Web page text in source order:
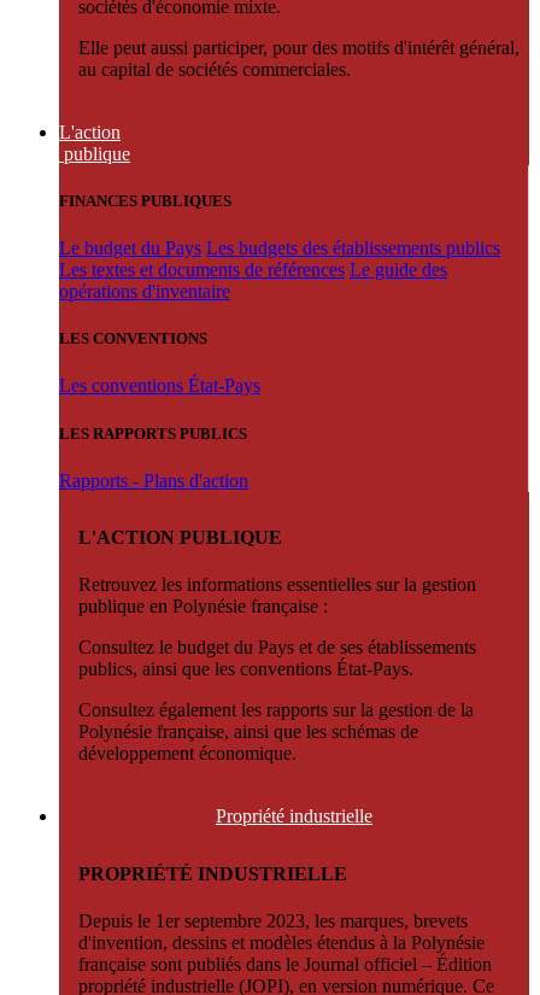
sociétés d'économie mixte.
Elle peut aussi participer, pour des motifs d'intérêt général,
au capital de sociétés commerciales.
L'action
publique
FINANCES PUBLIQUES
Le budget du Pays Les budgets des établissements publics
Les textes et documents de références Le guide des
opérations d'inventaire
LES CONVENTIONS
Les conventions État-Pays
LES RAPPORTS PUBLICS
Rapports - Plans d'action
L'ACTION PUBLIQUE
Retrouvez les informations essentielles sur la gestion
publique en Polynésie française :
Consultez le budget du Pays et de ses établissements
publics, ainsi que les conventions État-Pays.
Consultez également les rapports sur la gestion de la
Polynésie française, ainsi que les schémas de
développement économique.
Propriété industrielle
PROPRIÉTÉ INDUSTRIELLE
Depuis le 1er septembre 2023, les marques, brevets
d'invention, dessins et modèles étendus à la Polynésie
française sont publiés dans le Journal officiel – Édition
propriété industrielle (JOPI), en version numérique. Ce